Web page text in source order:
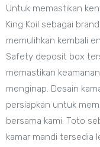
Untuk memastikan
King Koil sebagai
memulihkan kembali
Safety deposit box
memastikan
menginap. Desain
persiapkan untuk
bersama kami. Toto
kamar mandi tersedia